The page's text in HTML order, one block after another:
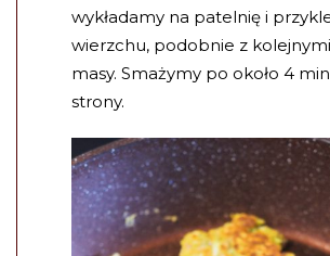
wykładamy na patelnię i
wierzchu, podobnie z
masy. Smażymy po około 4
strony.